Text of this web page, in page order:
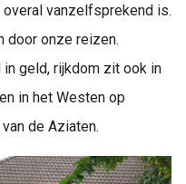
vanzelfsprekend is.
door onze reizen.
geld, rijkdom zit ook in
in het Westen op
de Aziaten.